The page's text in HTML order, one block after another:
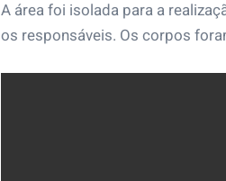
A área foi isolada para a
os responsáveis. Os corpos